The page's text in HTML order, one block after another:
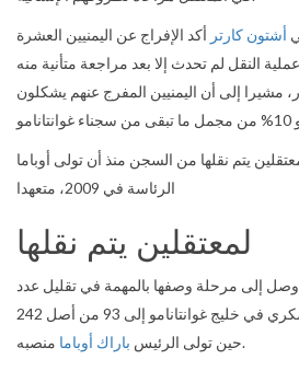
أشتون كارتر أكد الإفراج عن اليمنيين العشرة
النقل لم تحدث إلا بعد مراجعة متأنية منه
مشيرا إلى أن اليمنيين المفرج عنهم يشكلون
يتم نقلها من السجن منذ أن تولى أوباما
الرئاسة في 2009، متعهدا
لمعتقلين يتم نقلها
إلى مرحلة وصفها بالمهمة في تقليل عدد
المحتجزين بالسجن العسكري في خليج غوانتانامو إلى 93 من أصل 242
حين تولى الرئيس باراك أوباما منصبه.